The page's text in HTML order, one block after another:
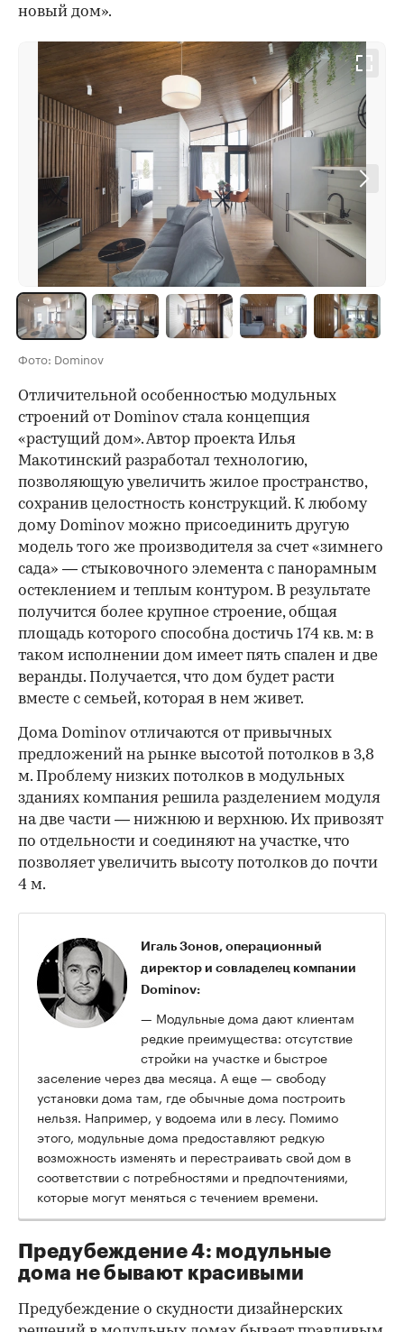
новый дом».
Фото: Dominov
Отличительной особенностью модульных
строений от Dominov стала концепция
«растущий дом». Автор проекта Илья
Макотинский разработал технологию,
позволяющую увеличить жилое пространство,
сохранив целостность конструкций. К любому
дому Dominov можно присоединить другую
модель того же производителя за счет «зимнего
сада» — стыковочного элемента с панорамным
остеклением и теплым контуром. В результате
получится более крупное строение, общая
площадь которого способна достичь 174 кв. м: в
таком исполнении дом имеет пять спален и две
веранды. Получается, что дом будет расти
вместе с семьей, которая в нем живет.
Дома Dominov отличаются от привычных
предложений на рынке высотой потолков в 3,8
м. Проблему низких потолков в модульных
зданиях компания решила разделением модуля
на две части — нижнюю и верхнюю. Их привозят
по отдельности и соединяют на участке, что
позволяет увеличить высоту потолков до почти
4 м.
Игаль Зонов, операционный
директор и совладелец компании
Dominov:
— Модульные дома дают клиентам
редкие преимущества: отсутствие
стройки на участке и быстрое
заселение через два месяца. А еще — свободу
установки дома там, где обычные дома построить
нельзя. Например, у водоема или в лесу. Помимо
этого, модульные дома предоставляют редкую
возможность изменять и перестраивать свой дом в
соответствии с потребностями и предпочтениями,
которые могут меняться с течением времени.
Предубеждение 4: модульные
дома не бывают красивыми
Предубеждение о скудности дизайнерских